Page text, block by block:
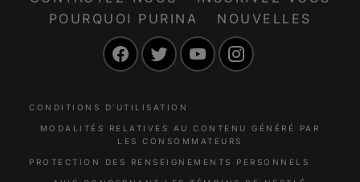
POURQUOI PURINA
NOUVELLES
FacebookTwitter YouTube
CONDITIONS D’UTILISATION
MODALITÉS RELATIVES AU CONTENU GÉNÉRÉ PAR
LES CONSOMMATEURS
PROTECTION DES RENSEIGNEMENTS PERSONNELS